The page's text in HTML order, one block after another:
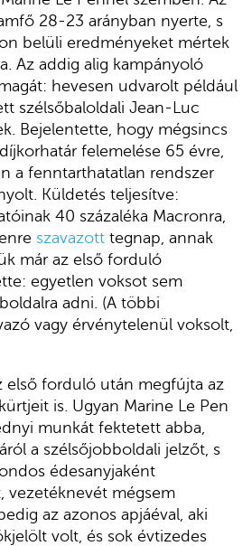
28-23 arányban nyerte, s
belüli eredményeket mértek
Az addig alig kampányoló
hevesen udvarolt például
szélsőbaloldali Jean-Luc
Bejelentette, hogy mégsincs
felemelése 65 évre,
a fenntarthatatlan rendszer
Küldetés teljesítve:
40 százaléka Macronra,
szavazott tegnap, annak
már az első forduló
egyetlen voksot sem
adni. (A többi
vagy érvénytelenül voksolt,
első forduló után megfújta az
is. Ugyan Marine Le Pen
munkát fektetett abba,
a szélsőjobboldali jelzőt, s
édesanyjaként
vezetéknevét mégsem
az azonos apjáéval, aki
volt, és sok évtizedes